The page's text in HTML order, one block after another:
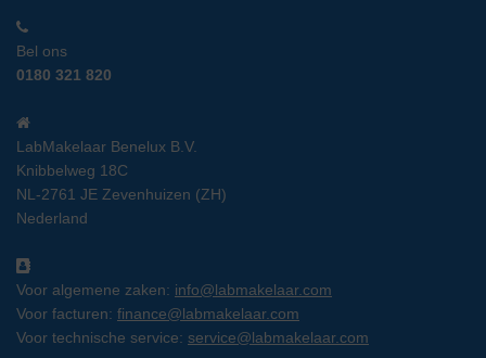
Bel ons
0180 321 820
LabMakelaar Benelux B.V.
Knibbelweg 18C
NL-2761 JE Zevenhuizen (ZH)
Nederland
Voor algemene zaken: info@labmakelaar.com
Voor facturen: finance@labmakelaar.com
Voor technische service: service@labmakelaar.com